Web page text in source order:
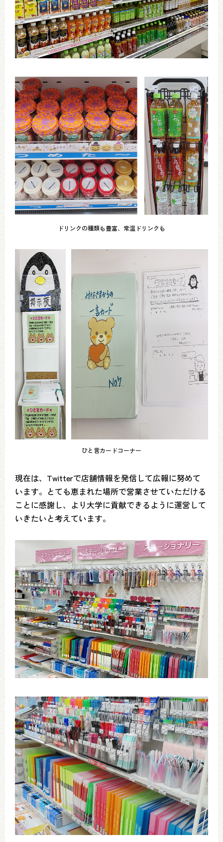
ドリンクの種類も豊富、常温ドリンクも
ひと言カードコーナー
現在は、Twitterで店舗情報を発信して広報に努めて
います。とても恵まれた場所で営業させていただける
ことに感謝し、より大学に貢献できるように運営して
いきたいと考えています。